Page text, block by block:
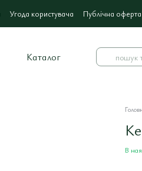
Угода користувача Публічна оферта
Каталог
В